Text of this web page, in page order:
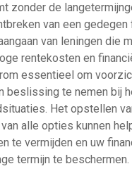
zonder de
van een gedegen
van leningen die
rentekosten en
essentieel om
beslissing te nemen bij
Het opstellen
alle opties kunnen
te vermijden en uw
termijn te beschermen.